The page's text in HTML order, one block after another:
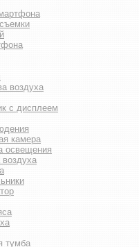
воздуха
с дисплеем
камера
освещения
воздуха
тумба